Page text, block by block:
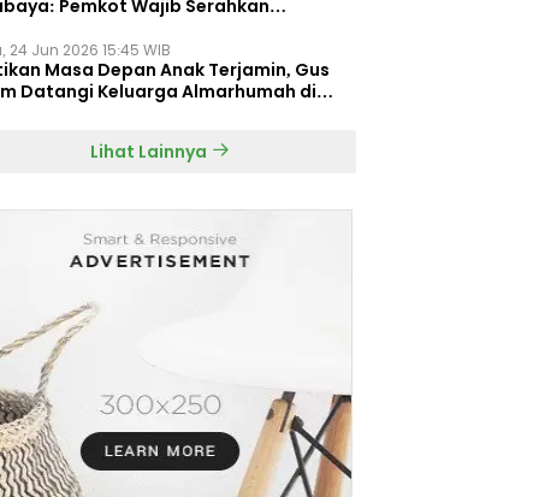
Pemkot Wajib Serahkan
24 Jun 2026 15:45 WIB
Masa Depan Anak Terjamin, Gus
Datangi Keluarga Almarhumah di
Lihat Lainnya